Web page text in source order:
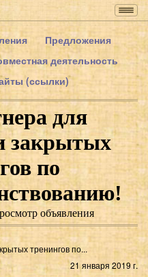
Предложения
деятельность
(ссылки)
для
закрытых
по
объявления
тренингов по...
21 января 2019 г.